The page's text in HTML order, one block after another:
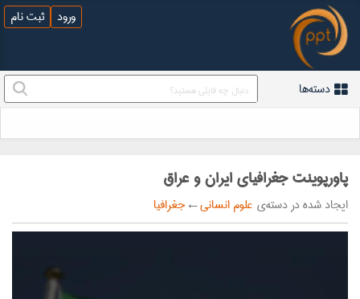
ورود ثبت نام
دسته‌ها
پاورپوینت جغرافیای ایران و عراق
ایجاد شده در دسته‌ی علوم انسانی←جغرافیا